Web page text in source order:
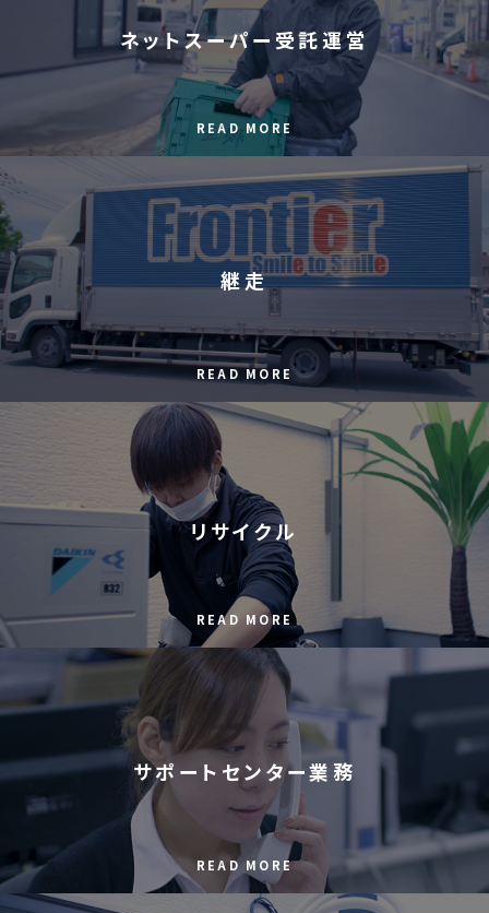
ネットスーパー受託運営
READ MORE
継走
READ MORE
リサイクル
READ MORE
サポートセンター業務
READ MORE